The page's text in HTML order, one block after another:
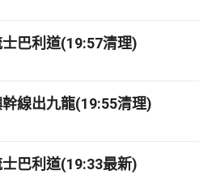
巴利道(19:57清理)
線出九龍(19:55清理)
巴利道(19:33最新)